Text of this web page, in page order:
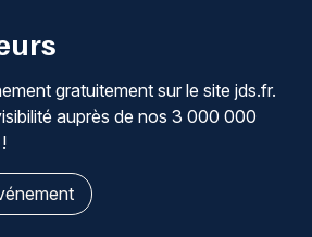
gratuitement sur le site jds.fr.
auprès de nos 3 000 000